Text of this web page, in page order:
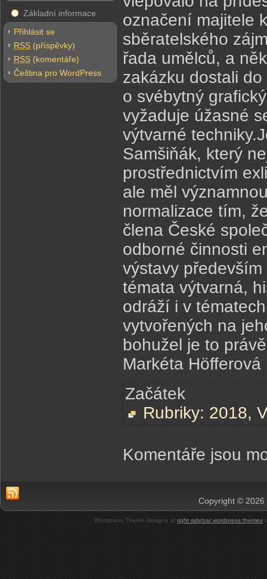
Základní informace
Přihlásit se
RSS (příspěvky)
RSS (komentáře)
Čeština pro WordPress
označení majitele
sběratelského
řada umělců, a
zakázku dostali
o svébytný
vyžaduje úžasné
výtvarné
Samšiňák, který
prostřednictvím
ale měl
normalizace tím,
člena České
odborné činnosti
výstavy
témata výtvarná,
odráží i v
vytvořených na
bohužel je to
Markéta Höfferová
Začátek
Rubriky: 2018,
Komentáře jsou
Copyright © 2026
Wordpress Theme Designs at right sidebar wordpress themes